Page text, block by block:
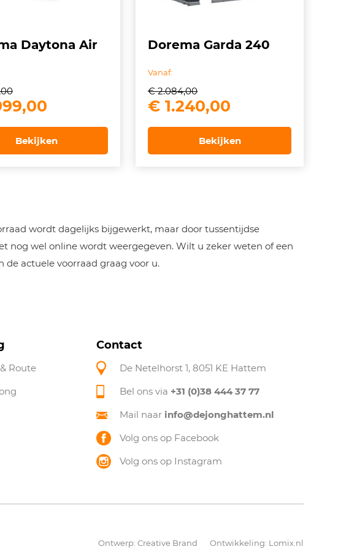
Daytona Air
Huidige
is:
€ 1.999,00.
Bekijken
Dorema Garda 240
Vanaf:
€2.084,00
Oorspronkelijke
€ 2.084,00.
€ 1.240,00
is:
€ 1.240,00.
Bekijken
wordt dagelijks bijgewerkt, maar door tussentijdse
nog wel online wordt weergegeven. Wilt u zeker weten of een
de actuele voorraad graag voor u.
Route
Contact
De Netelhorst 1, 8051 KE Hattem
Bel ons via +31 (0)38 444 37 77
Mail naar info@dejonghattem.nl
Volg ons op Facebook
Volg ons op Instagram
Ontwerp: Creative Brand Ontwikkeling: Lomix.nl